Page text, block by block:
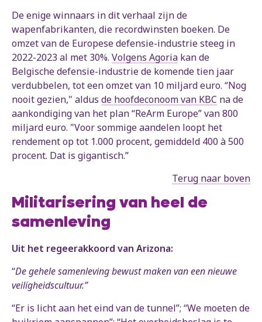
De enige winnaars in dit verhaal zijn de
wapenfabrikanten, die recordwinsten boeken. De
omzet van de Europese defensie-industrie steeg in
2022-2023 al met 30%. Volgens Agoria kan de
Belgische defensie-industrie de komende tien jaar
verdubbelen, tot een omzet van 10 miljard euro. “Nog
nooit gezien," aldus de hoofdeconoom van KBC na de
aankondiging van het plan “ReArm Europe” van 800
miljard euro. "Voor sommige aandelen loopt het
rendement op tot 1.000 procent, gemiddeld 400 à 500
procent. Dat is gigantisch.”
Terug naar boven
Militarisering van heel de
samenleving
Uit het regeerakkoord van Arizona:
“De gehele samenleving bewust maken van een nieuwe
veiligheidscultuur.”
“Er is licht aan het eind van de tunnel”; “We moeten de